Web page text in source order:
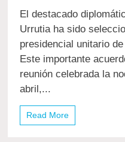
El destacado
Urrutia ha sido
presidencial unitario
Este importante
reunión celebrada la
abril,...
Read More